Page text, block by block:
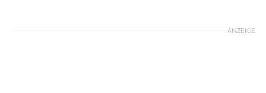
ANZEIGE